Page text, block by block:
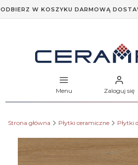
ODBIERZ W KOSZYKU DARMOWĄ
Menu Zaloguj się
Strona główna Płytki ceramiczne Płytki